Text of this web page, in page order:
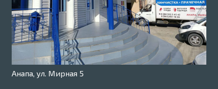
Анапа, ул. Мирная 5